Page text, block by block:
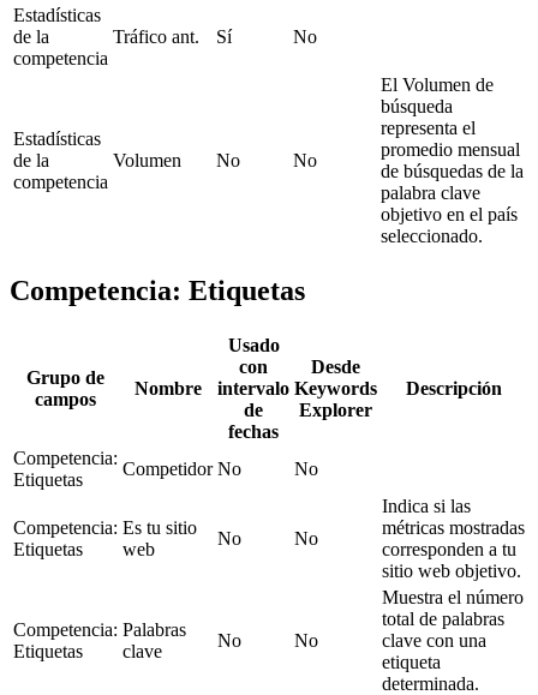
Estadísticas
de la
competencia
Tráfico ant. Sí No
Estadísticas
de la
competencia
Volumen No No
El Volumen de
búsqueda
representa el
promedio mensual
de búsquedas de la
palabra clave
objetivo en el país
seleccionado.
Competencia: Etiquetas
Grupo de
campos
Nombre
Usado
con
intervalo
de
fechas
Desde
Keywords
Explorer
Descripción
Competencia:
Etiquetas
Competidor No No
Competencia:
Etiquetas
Es tu sitio
web
No No
Indica si las
métricas mostradas
corresponden a tu
sitio web objetivo.
Competencia:
Etiquetas
Palabras
clave
No No
Muestra el número
total de palabras
clave con una
etiqueta
determinada.